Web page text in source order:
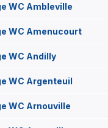
WC Ambleville
WC Amenucourt
WC Andilly
WC Argenteuil
WC Arnouville